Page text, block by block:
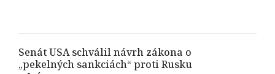
Senát USA schválil návrh zákona o
„pekelných sankciách“ proti Rusku